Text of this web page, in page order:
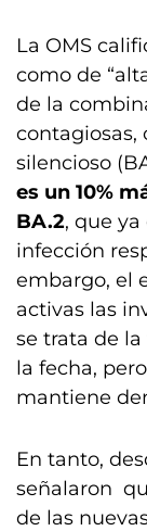
La OMS
como de
de la
contagiosas,
silencioso
es un 10%
BA.2, que
infección
embargo, el
activas las
se trata de
la fecha,
mantiene
En tanto,
señalaron
de las